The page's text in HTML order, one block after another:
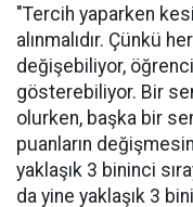
"Tercih yaparken
alınmalıdır. Çünkü
değişebiliyor,
gösterebiliyor. Bir
olurken, başka bir
puanların
yaklaşık 3 bininci
da yine yaklaşık 3